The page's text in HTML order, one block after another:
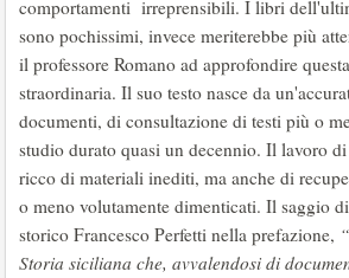
comportamenti irreprensibili. I libri
sono pochissimi, invece meriterebbe più
il professore Romano ad approfondire
straordinaria. Il suo testo nasce da
documenti, di consultazione di testi più o
studio durato quasi un decennio. Il lavoro
ricco di materiali inediti, ma anche di
o meno volutamente dimenticati. Il saggio
storico Francesco Perfetti nella prefazione,
Storia siciliana che, avvalendosi di